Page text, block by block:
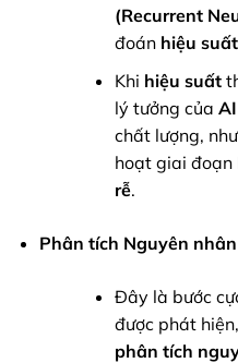
(Recurrent
đoán hiệu suất
Khi hiệu suất
lý tưởng của AI
chất lượng,
hoạt giai đoạn
rễ.
Phân tích Nguyên
Đây là bước
được phát hiện,
phân tích